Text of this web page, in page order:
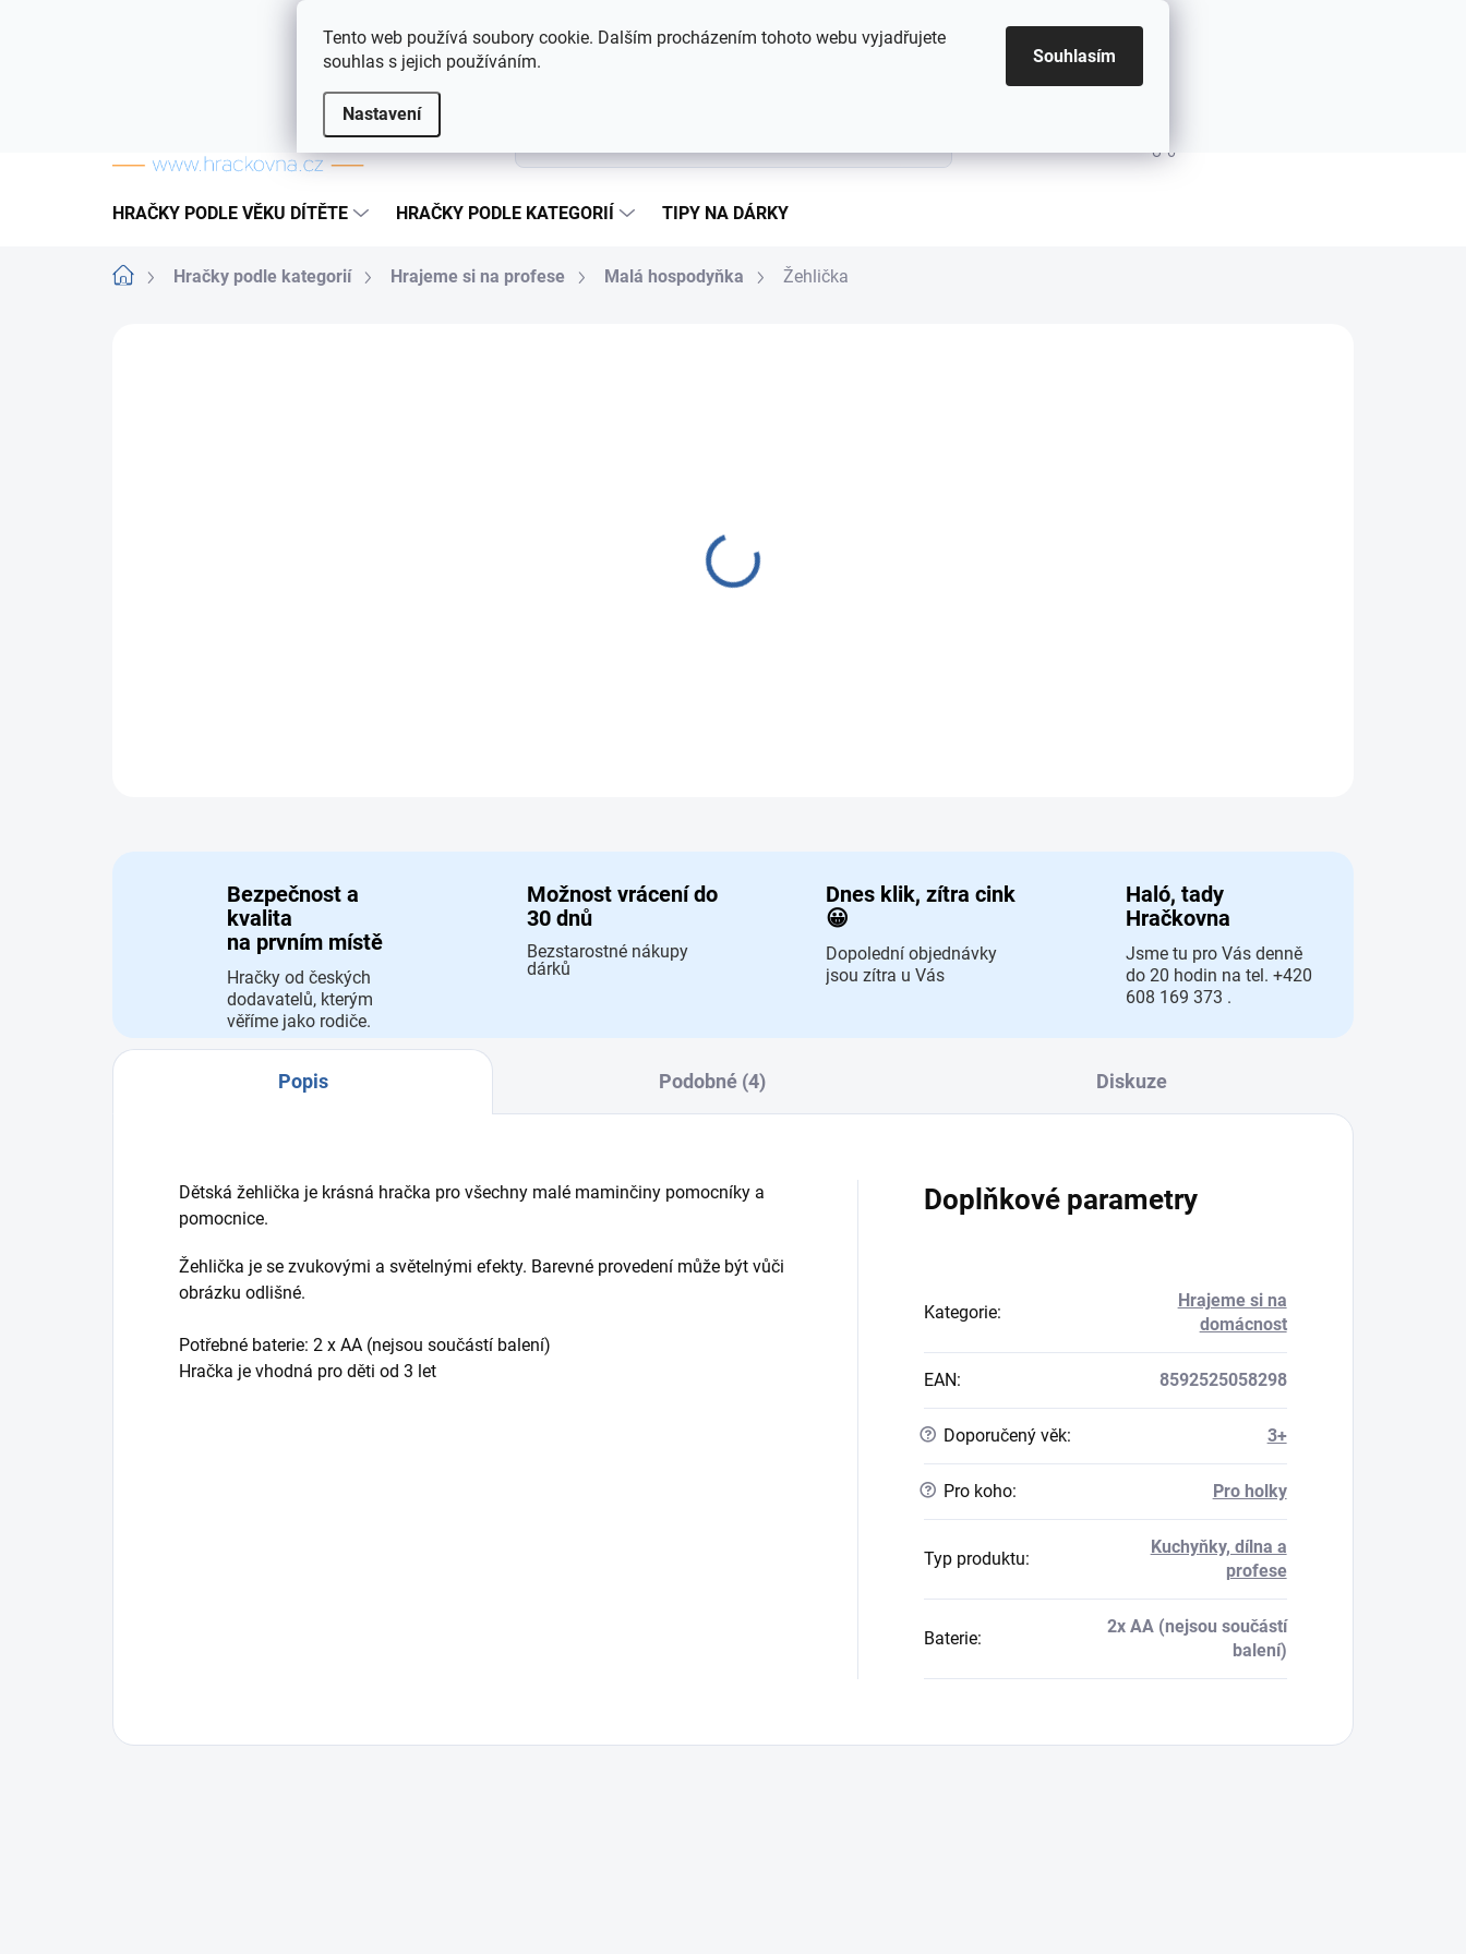
Tento web používá soubory cookie. Dalším procházením tohoto webu vyjadřujete
souhlas s jejich používáním.
Nastavení
Souhlasím
Často kladené otázky Hodnocení obchodu Kontakty
HRAČKY PODLE VĚKU DÍTĚTE HRAČKY PODLE KATEGORIÍ TIPY NA DÁRKY
DomůHračky podle kategorií Hrajeme si na profese Malá hospodyňka Žehlička
Bezpečnost a
kvalita
na prvním místě
Hračky od českých
dodavatelů, kterým
věříme jako rodiče.
Možnost vrácení do
30 dnů
Bezstarostné nákupy
dárků
Dnes klik, zítra cink
😀
Dopolední objednávky
jsou zítra u Vás
Haló, tady
Hračkovna
Jsme tu pro Vás denně
do 20 hodin na tel. +420
608 169 373 .
Popis Podobné (4) Diskuze
Dětská žehlička je krásná hračka pro všechny malé maminčiny pomocníky a
pomocnice.
Žehlička je se zvukovými a světelnými efekty. Barevné provedení může být vůči
obrázku odlišné.
Potřebné baterie: 2 x AA (nejsou součástí balení)
Hračka je vhodná pro děti od 3 let
Doplňkové parametry
Kategorie:
Hrajeme si na
domácnost
EAN: 8592525058298
? Doporučený věk: 3+
? Pro koho: Pro holky
Typ produktu:
Kuchyňky, dílna a
profese
Baterie:
2x AA (nejsou součástí
balení)